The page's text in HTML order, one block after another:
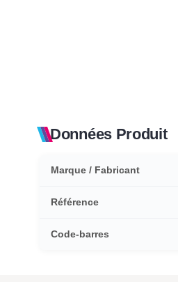
Données Produit
Marque / Fabricant
Référence
Code-barres